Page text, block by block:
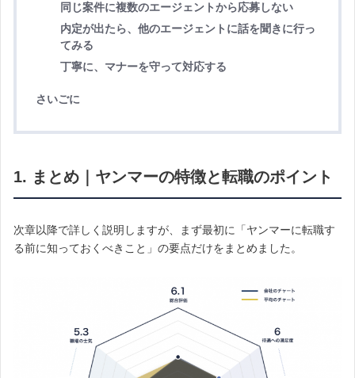
同じ案件に複数のエージェントから応募しない
内定が出たら、他のエージェントに話を聞きに行っ
てみる
丁寧に、マナーを守って対応する
さいごに
1. まとめ｜ヤンマーの特徴と転職のポイント
次章以降で詳しく説明しますが、まず最初に「ヤンマーに転職す
る前に知っておくべきこと」の要点だけをまとめました。